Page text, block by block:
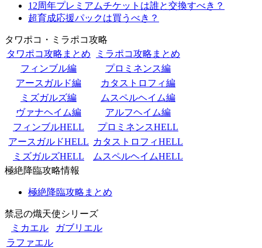
12周年プレミアムチケットは誰と交換すべき？
超育成応援パックは買うべき？
タワポコ・ミラポコ攻略
タワポコ攻略まとめ
ミラポコ攻略まとめ
フィンブル編
プロミネンス編
アースガルド編
カタストロフィ編
ミズガルズ編
ムスペルヘイム編
ヴァナヘイム編
アルフヘイム編
フィンブルHELL
プロミネンスHELL
アースガルドHELL カタストロフィHELL
ミズガルズHELL
ムスペルヘイムHELL
極絶降臨攻略情報
極絶降臨攻略まとめ
禁忌の熾天使シリーズ
ミカエル
ガブリエル
ラファエル